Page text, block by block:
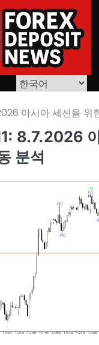
아시아 세션을 위
8.7.2026
분석